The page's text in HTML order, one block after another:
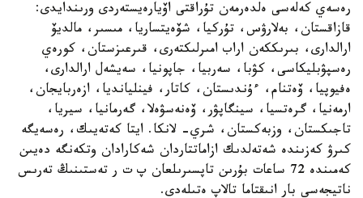
رەسەي كەلەسى ەلدەرمەن تۇراقتى اۆيارەيستەردى ورىندايدى:
قازاقستان، بەلارۋس، تۇركيا، شۆەيتساريا، مىسىر، مالديۆ
ارالدارى، بىرىككەن اراب امىرلىكتەرى، قىرعىزستان، كورەي
رەسپۋبليكاسى، كۋبا، سەربيا، جاپونيا، سەيشەل ارالدارى،
ەفيوپيا، ۆەتنام، ءۇندىستان، كاتار، فينليانديا، ازەربايجان،
ارمەنيا، گرەتسيا، سينگاپۋر، ۆەنەسۋەلا، گەرمانيا، سيريا،
تاجىكستان، وزبەكستان، شري- لانكا. ايتا كەتەيىك، رەسەيگە
كىرۋ كەزىندە شەتەلدىك ازاماتتاردان شەكارادان وتكەنگە دەيىن
كەمىندە 72 ساعات بۇرىن تاپسىرىلعان پ ت ر تەستىنىڭ تەرىس
ناتيجەسى بار انىقتاما تالاپ ەتىلەدى.